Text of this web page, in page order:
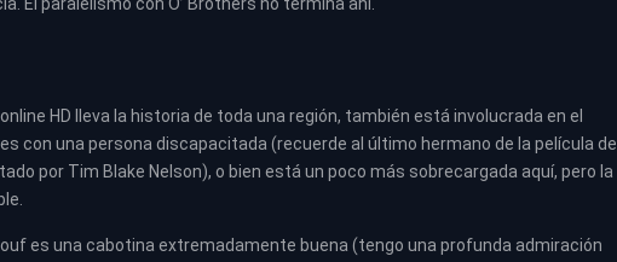
HD lleva la historia de toda una región, también está involucrada en el
con una persona discapacitada (recuerde al último hermano de la película de
por Tim Blake Nelson), o bien está un poco más sobrecargada aquí, pero la
es una cabotina extremadamente buena (tengo una profunda admiración